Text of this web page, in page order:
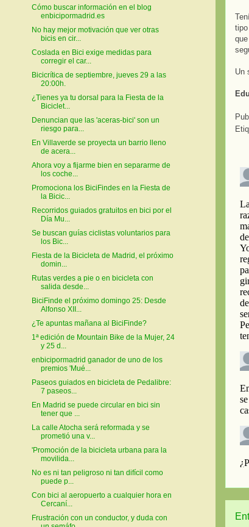
Un
Cómo buscar información en el blog
enbicipormadrid.es
No hay mejor motivación que ver otras
bicis en cir...
Coslada en Bici exige medidas para
corregir el car...
Bicicrítica de septiembre, jueves 29 a las
20:00h.
¿Tienes ya tu dorsal para la Fiesta de la
Biciclet...
Denuncian que las 'aceras-bici' son un
riesgo para...
En Villaverde se proyecta un barrio lleno
de acera...
Ahora voy a fijarme bien en separarme de
los coche...
Promociona los BiciFindes en la Fiesta de
la Bicic...
Recorridos guiados gratuitos en bici por el
Día Mu...
Se buscan guías ciclistas voluntarios para
los Bic...
Fiesta de la Bicicleta de Madrid, el próximo
domin...
Rutas verdes a pie o en bicicleta con
salida desde...
BiciFinde el próximo domingo 25: Desde
Alfonso XII...
¿Te apuntas mañana al BiciFinde?
1ª edición de Mountain Bike de la Mujer, 24
y 25 d...
enbicipormadrid ganador de uno de los
premios 'Mué...
Paseos guiados en bicicleta de Pedalibre:
7 paseos...
En Madrid se puede circular en bici sin
tener que ...
La calle Atocha será reformada y se
prometió una v...
'Promoción de la bicicleta urbana para la
movilida...
No es ni tan peligroso ni tan difícil como
puede p...
Con bici al aeropuerto a cualquier hora en
Cercaní...
Frustración con un conductor, y duda con